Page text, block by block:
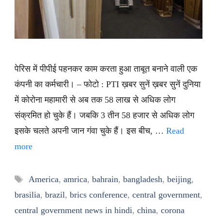
पेरिस में पीपीई पहनकर काम करता हुआ ताबूत बनाने वाली एक
कंपनी का कर्मचारी। – फोटो : PTI ख़बर सुनें ख़बर सुनें दुनिया
में कोरोना महामारी से अब तक 58 लाख से अधिक लोग
संक्रमित हो चुके हैं। जबकि 3 तीन 58 हजार से अधिक लोग
इसके चलते अपनी जान गंवा चुके हैं। इस बीच, … Read
more
Tags
America, amrica, bahrain, bangladesh, beijing,
brasilia, brazil, brics conference, central government,
central government news in hindi, china, corona